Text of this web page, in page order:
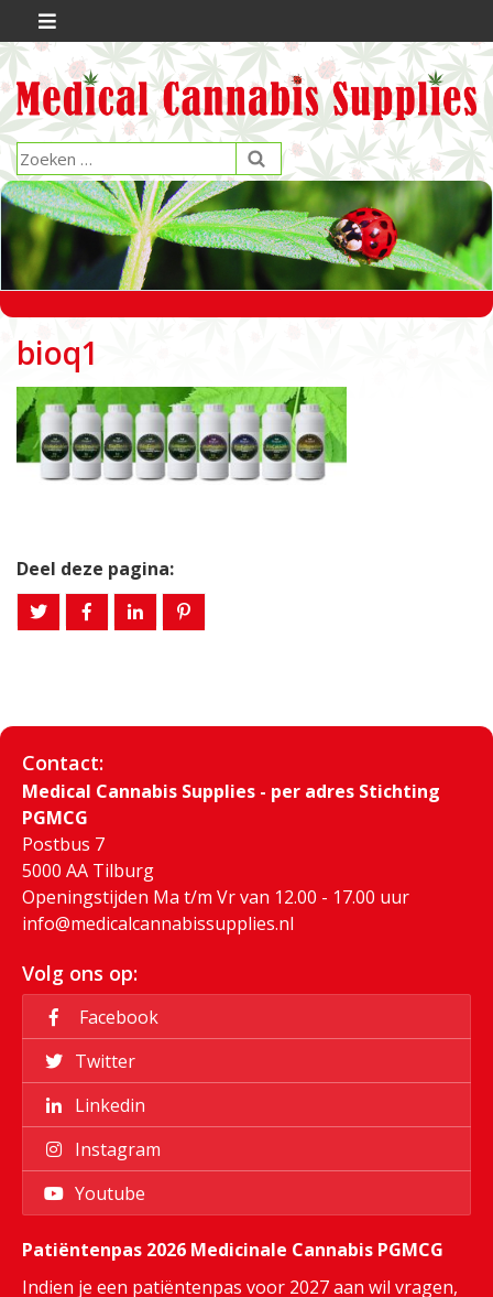
bioq1
Deel deze pagina:
Contact:
Medical Cannabis Supplies - per adres Stichting
PGMCG
Postbus 7
5000 AA Tilburg
Openingstijden Ma t/m Vr van 12.00 - 17.00 uur
info@medicalcannabissupplies.nl
Volg ons op:
Facebook
Twitter
Linkedin
Instagram
Youtube
Patiëntenpas 2026 Medicinale Cannabis PGMCG
Indien je een patiëntenpas voor 2027 aan wil vragen,